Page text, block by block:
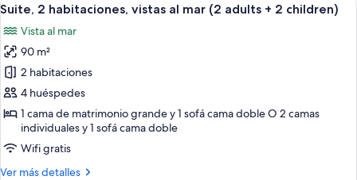
(5
todas
las
fotos
de
Suite,
2
habitaciones,
vistas
al
7
Suite, 2 habitaciones, vistas al mar (2 adults + 2 children)
Vista al mar
90 m²
2 habitaciones
4 huéspedes
1 cama de matrimonio grande y 1 sofá cama doble O 2 camas
individuales y 1 sofá cama doble
Wifi gratis
Ver más detalles
Más